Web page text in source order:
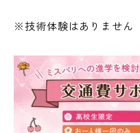
※技術体験はありません